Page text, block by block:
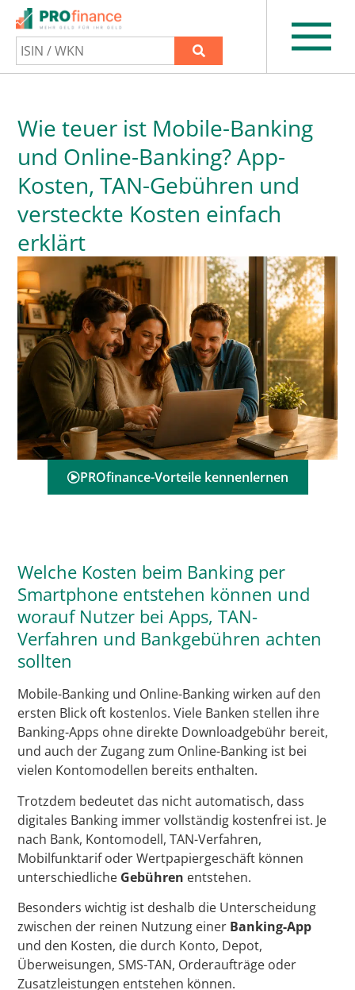
Wie teuer ist Mobile-Banking
und Online-Banking? App-
Kosten, TAN-Gebühren und
versteckte Kosten einfach
erklärt
PROfinance-Vorteile kennenlernen
Welche Kosten beim Banking per
Smartphone entstehen können und
worauf Nutzer bei Apps, TAN-
Verfahren und Bankgebühren achten
sollten
Mobile-Banking und Online-Banking wirken auf den
ersten Blick oft kostenlos. Viele Banken stellen ihre
Banking-Apps ohne direkte Downloadgebühr bereit,
und auch der Zugang zum Online-Banking ist bei
vielen Kontomodellen bereits enthalten.
Trotzdem bedeutet das nicht automatisch, dass
digitales Banking immer vollständig kostenfrei ist. Je
nach Bank, Kontomodell, TAN-Verfahren,
Mobilfunktarif oder Wertpapiergeschäft können
unterschiedliche Gebühren entstehen.
Besonders wichtig ist deshalb die Unterscheidung
zwischen der reinen Nutzung einer Banking-App
und den Kosten, die durch Konto, Depot,
Überweisungen, SMS-TAN, Orderaufträge oder
Zusatzleistungen entstehen können.